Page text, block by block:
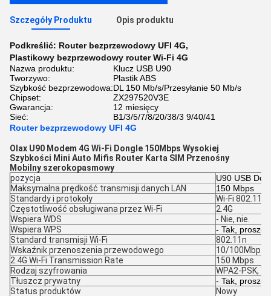
Szczegóły Produktu Opis produktu
Podkreślić: Router bezprzewodowy UFI 4G,
Plastikowy bezprzewodowy router Wi-Fi 4G
Nazwa produktu:
Klucz USB U90
Tworzywo:
Plastik ABS
Szybkość bezprzewodowa:DL 150 Mb/s/Przesyłanie 50 Mb/s
Chipset:
ZX297520V3E
Gwarancja:
12 miesięcy
Sieć:
B1/3/5/7/8/20/38/3 9/40/41
Router bezprzewodowy UFI 4G
Olax U90 Modem 4G Wi-Fi Dongle 150Mbps Wysokiej
Szybkości Mini Auto Mifis Router Karta SIM Przenośny
Mobilny szerokopasmowy
pozycja
U90 USB
Maksymalna prędkość transmisji danych LAN
150 Mbps
Standardy i protokoły
Wi-Fi
Częstotliwość obsługiwana przez Wi-Fi
2.4G
Wspiera WDS
- Nie, nie.
Wspiera WPS
- Tak, proszę.
Standard transmisji Wi-Fi
802.11n
Wskaźnik przenoszenia przewodowego
10/100Mbps
2.4G Wi-Fi Transmission Rate
150 Mbps
Rodzaj szyfrowania
WPA2-PSK,
Tłuszcz prywatny
- Tak, proszę.
Status produktów
Nowy